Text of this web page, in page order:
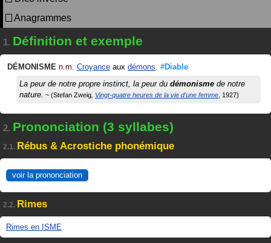
Anagrammes
1. Définition et exemple
DÉMONISME n.m. Croyance aux démons. #Diable
La peur de notre propre instinct, la peur du démonisme de notre
nature.
Stefan Zweig Vingt-quatre heures de la vie d'une femme 1927
2. Prononciation (3 syllabes)
2.1. Rébus & Acrostiche phonémique
voir la prononciation
2.2. Rimes
Rimes en ISME